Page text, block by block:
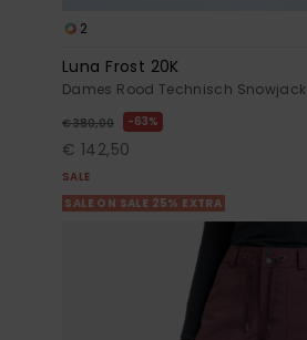
2
Luna Frost 20K
Dames Rood Technisch Snowjack
€ 380,00 63%
€ 142,50
SALE
SALE ON SALE 25% EXTRA